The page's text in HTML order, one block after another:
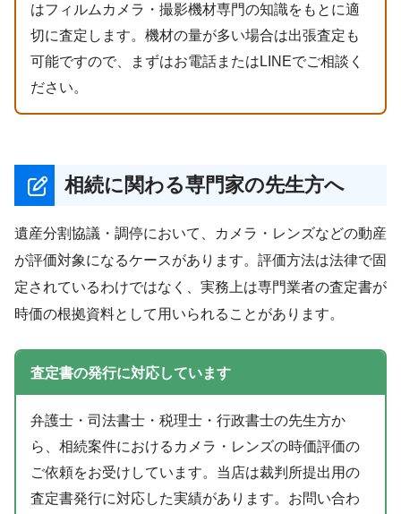
はフィルムカメラ・撮影機材専門の知識をもとに適
切に査定します。機材の量が多い場合は出張査定も
可能ですので、まずはお電話またはLINEでご相談く
ださい。
相続に関わる専門家の先生方へ
遺産分割協議・調停において、カメラ・レンズなどの動産
が評価対象になるケースがあります。評価方法は法律で固
定されているわけではなく、実務上は専門業者の査定書が
時価の根拠資料として用いられることがあります。
査定書の発行に対応しています
弁護士・司法書士・税理士・行政書士の先生方か
ら、相続案件におけるカメラ・レンズの時価評価の
ご依頼をお受けしています。当店は裁判所提出用の
査定書発行に対応した実績があります。お問い合わ